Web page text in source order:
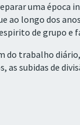
uma época
ao longo dos
de grupo e
do trabalho
as subidas de